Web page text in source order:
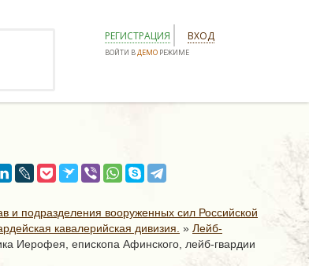
РЕГИСТРАЦИЯ ВХОД
ВОЙТИ ВДЕМО РЕЖИМЕ
и подразделения вооруженных сил Российской
кавалерийская дивизия. » Лейб-
Иерофея, епископа Афинского, лейб-гвардии